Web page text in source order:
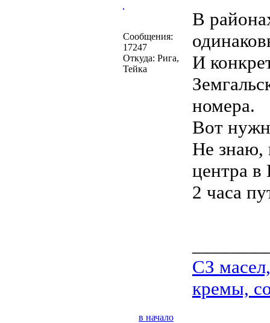
Сообщения:
17247
Откуда: Рига,
Тейка
В
И
номера.
Вот
Не знаю,
центра
2 часа
СЗ
кремы,
в начало